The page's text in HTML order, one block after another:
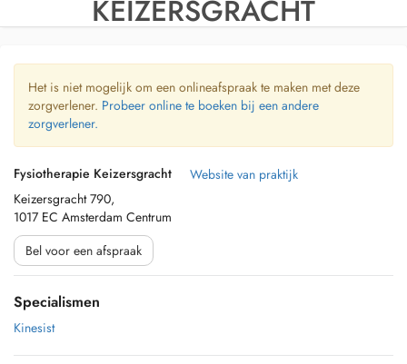
KEIZERSGRACHT
Het is niet mogelijk om een onlineafspraak te maken met deze
zorgverlener. Probeer online te boeken bij een andere
zorgverlener.
Fysiotherapie Keizersgracht
Keizersgracht 790,
1017 EC Amsterdam Centrum
Website van praktijk
Bel voor een afspraak
Specialismen
Kinesist